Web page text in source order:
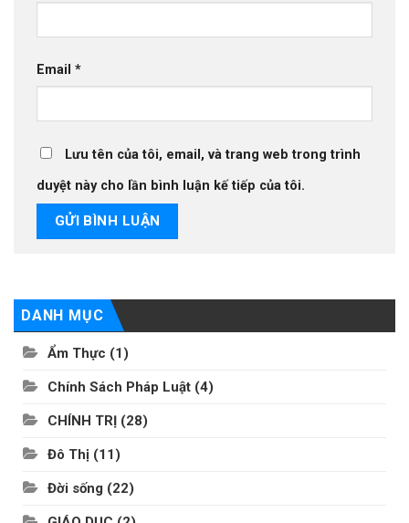
Email *
Lưu tên của tôi, email, và trang web trong trình
duyệt này cho lần bình luận kế tiếp của tôi.
DANH MỤC
Ẩm Thực (1)
Chính Sách Pháp Luật (4)
CHÍNH TRỊ (28)
Đô Thị (11)
Đời sống (22)